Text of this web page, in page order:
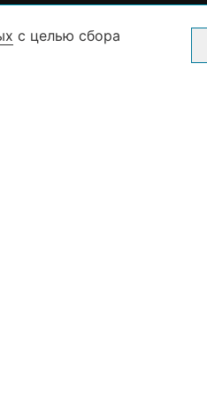
70-22
Пн-Пт: с 10-00 до 20-00
с целью сбора